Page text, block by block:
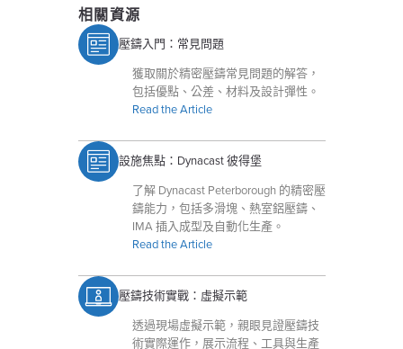
相關資源
壓鑄入門：常見問題
獲取關於精密壓鑄常見問題的解答，
包括優點、公差、材料及設計彈性。
Read the Article
設施焦點：Dynacast 彼得堡
了解 Dynacast Peterborough 的精密壓
鑄能力，包括多滑塊、熱室鋁壓鑄、
IMA 插入成型及自動化生產。
Read the Article
壓鑄技術實戰：虛擬示範
透過現場虛擬示範，親眼見證壓鑄技
術實際運作，展示流程、工具與生產